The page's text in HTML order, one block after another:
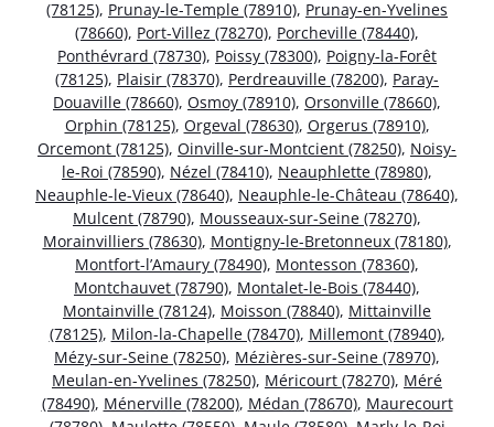
(78125), Prunay-le-Temple (78910), Prunay-en-Yvelines
(78660), Port-Villez (78270), Porcheville (78440),
Ponthévrard (78730), Poissy (78300), Poigny-la-Forêt
(78125), Plaisir (78370), Perdreauville (78200), Paray-
Douaville (78660), Osmoy (78910), Orsonville (78660),
Orphin (78125), Orgeval (78630), Orgerus (78910),
Orcemont (78125), Oinville-sur-Montcient (78250), Noisy-
le-Roi (78590), Nézel (78410), Neauphlette (78980),
Neauphle-le-Vieux (78640), Neauphle-le-Château (78640),
Mulcent (78790), Mousseaux-sur-Seine (78270),
Morainvilliers (78630), Montigny-le-Bretonneux (78180),
Montfort-l’Amaury (78490), Montesson (78360),
Montchauvet (78790), Montalet-le-Bois (78440),
Montainville (78124), Moisson (78840), Mittainville
(78125), Milon-la-Chapelle (78470), Millemont (78940),
Mézy-sur-Seine (78250), Mézières-sur-Seine (78970),
Meulan-en-Yvelines (78250), Méricourt (78270), Méré
(78490), Ménerville (78200), Médan (78670), Maurecourt